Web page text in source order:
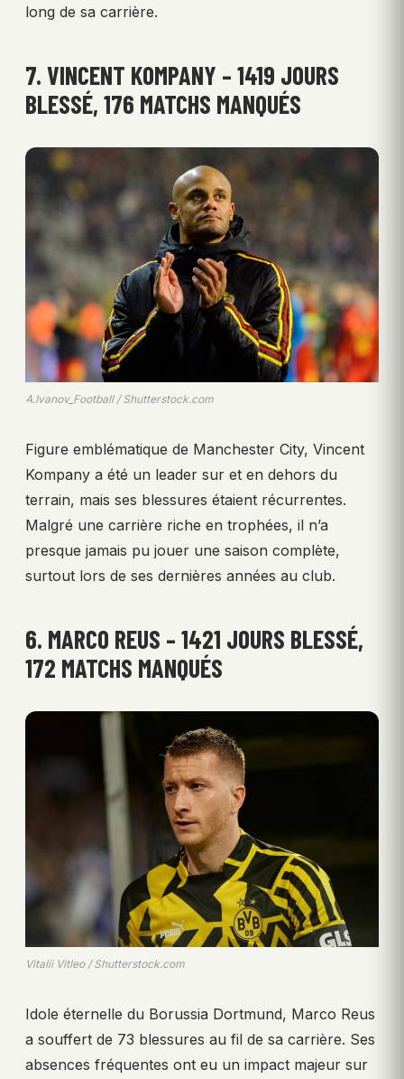
long de sa carrière.
7. VINCENT KOMPANY – 1419 JOURS
BLESSÉ, 176 MATCHS MANQUÉS
A.Ivanov_Football / Shutterstock.com
Figure emblématique de Manchester City, Vincent
Kompany a été un leader sur et en dehors du
terrain, mais ses blessures étaient récurrentes.
Malgré une carrière riche en trophées, il n’a
presque jamais pu jouer une saison complète,
surtout lors de ses dernières années au club.
6. MARCO REUS – 1421 JOURS BLESSÉ,
172 MATCHS MANQUÉS
Vitalii Vitleo / Shutterstock.com
Idole éternelle du Borussia Dortmund, Marco Reus
a souffert de 73 blessures au fil de sa carrière. Ses
absences fréquentes ont eu un impact majeur sur